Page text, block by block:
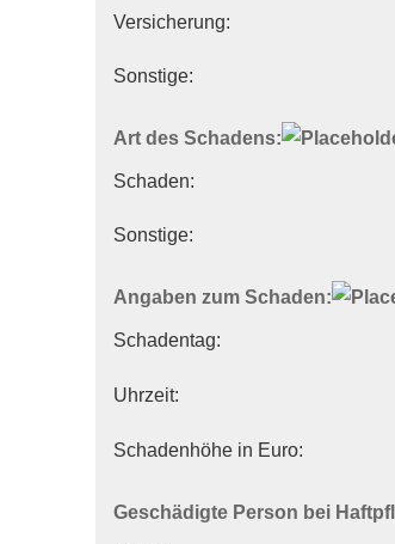
Versicherung:
Sonstige:
Art des Schadens:
Schaden:
Sonstige:
Angaben zum Schaden:
Schadentag:
Uhrzeit:
Schadenhöhe in Euro:
Geschädigte Person bei